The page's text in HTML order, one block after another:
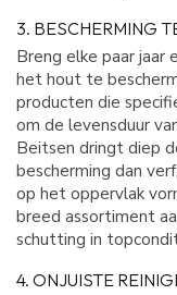
3. BESCHERMING
Breng elke paar jaar
het hout te
producten die
om de levensduur
Beitsen dringt diep
bescherming dan
op het oppervlak
breed assortiment
schutting in
4. ONJUISTE